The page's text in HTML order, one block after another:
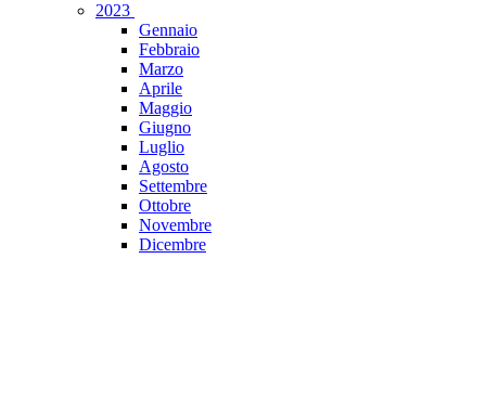
2023
Gennaio
Febbraio
Marzo
Aprile
Maggio
Giugno
Luglio
Agosto
Settembre
Ottobre
Novembre
Dicembre